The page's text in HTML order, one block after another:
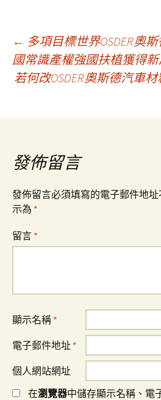
文
章
導
覽
← 多項目標世界OSDER奧
國常識產權強國扶植獲得
若何改OSDER奧斯德汽車
發佈留言
發佈留言必須填寫的電子郵件地址
示為 *
留言 *
顯示名稱 *
電子郵件地址 *
個人網站網址
在瀏覽器中儲存顯示名稱、電